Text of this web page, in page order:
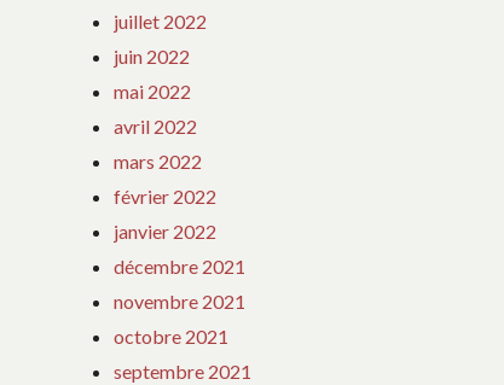
juillet 2022
juin 2022
mai 2022
avril 2022
mars 2022
février 2022
janvier 2022
décembre 2021
novembre 2021
octobre 2021
septembre 2021